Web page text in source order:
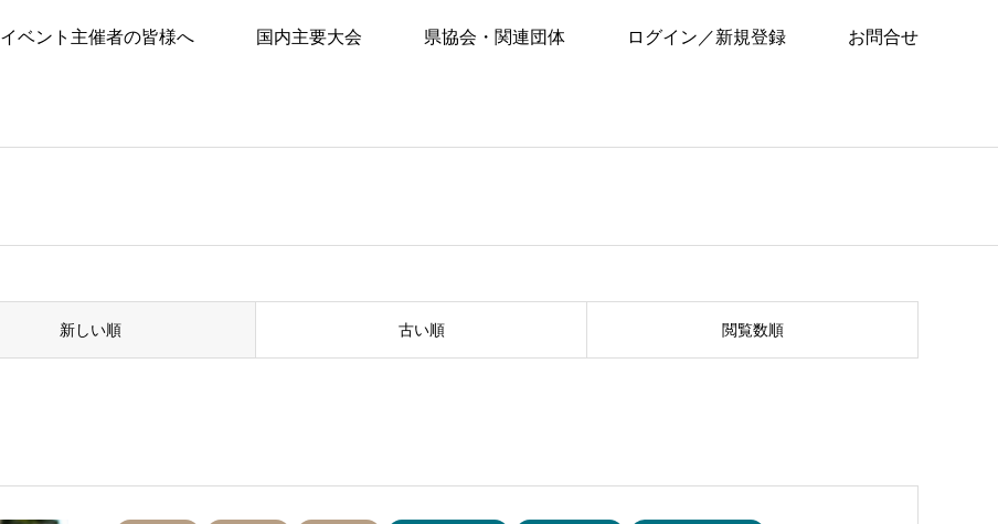
イベント主催者の皆様へ 国内主要大会 県協会・関連団体 ログイン／新規登録 お問合せ
新しい順 古い順 閲覧数順